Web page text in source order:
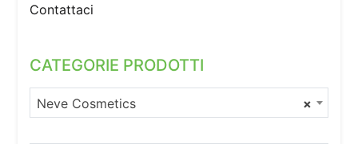
Contattaci
CATEGORIE PRODOTTI
×
Neve Cosmetics